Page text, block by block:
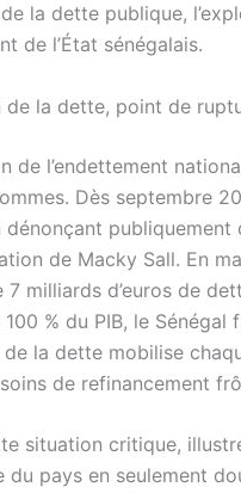
la dette publique,
de l’État sénégalais.
de la dette, point de
de l’endettement
Dès septembre
dénonçant
de Macky Sall. En
7 milliards d’euros de
% du PIB, le
de la dette mobilise
de refinancement
situation critique,
du pays en seulement